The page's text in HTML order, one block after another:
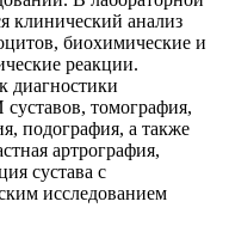
клинический анализ
биохимические и
реакции.
диагностики
томография,
подография, а также
артрография,
сустава с
исследованием